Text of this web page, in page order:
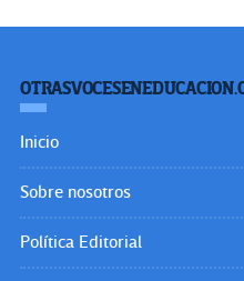
Inicio
Sobre nosotros
Política Editorial